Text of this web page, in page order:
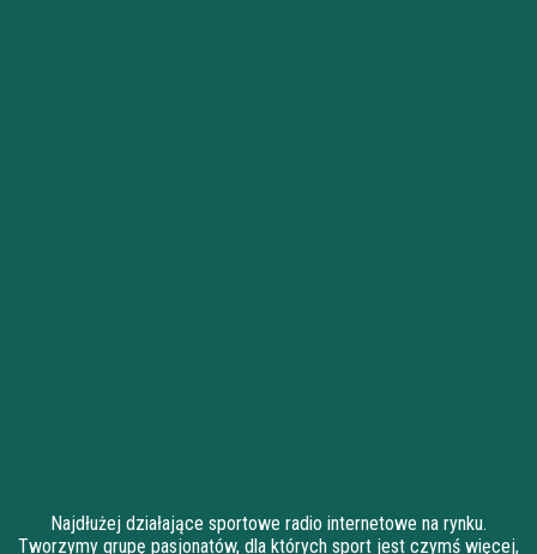
Najdłużej działające sportowe radio internetowe na rynku.
Tworzymy grupę pasjonatów, dla których sport jest czymś więcej,